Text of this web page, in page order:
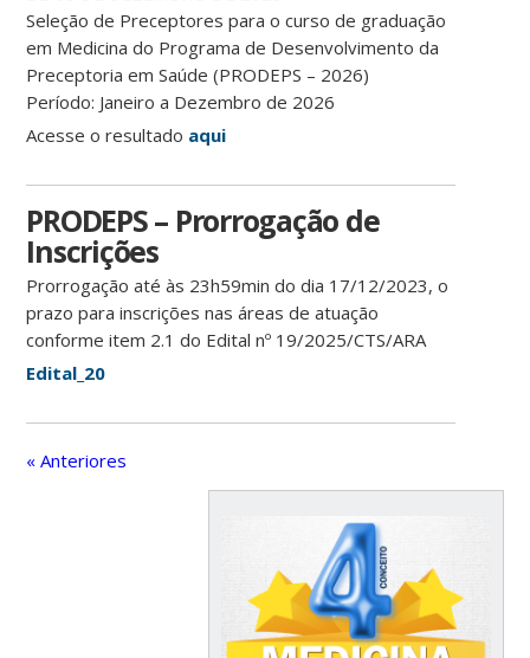
Seleção de Preceptores para o curso de graduação
em Medicina do Programa de Desenvolvimento da
Preceptoria em Saúde (PRODEPS – 2026)
Período: Janeiro a Dezembro de 2026
Acesse o resultado aqui
PRODEPS – Prorrogação de
Inscrições
Prorrogação até às 23h59min do dia 17/12/2023, o
prazo para inscrições nas áreas de atuação
conforme item 2.1 do Edital nº 19/2025/CTS/ARA
Edital_20
« Anteriores